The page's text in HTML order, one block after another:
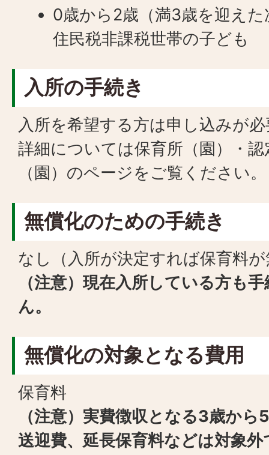
0歳から2歳（満3歳を迎え
住民税非課税世帯の子ども
入所の手続き
入所を希望する方は申し込みが
詳細については保育所（園）・
（園）のページをご覧ください。
無償化のための手続き
なし（入所が決定すれば保育料
（注意）現在入所している方も
ん。
無償化の対象となる費用
保育料
（注意）実費徴収となる3歳か
送迎費、延長保育料などは対象外